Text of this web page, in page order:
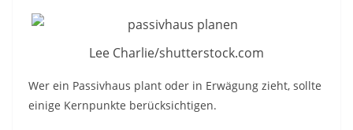
Lee Charlie/shutterstock.com
Wer ein Passivhaus plant oder in Erwägung zieht, sollte
einige Kernpunkte berücksichtigen.